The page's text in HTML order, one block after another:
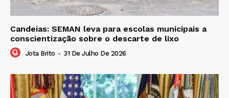
Candeias: SEMAN leva para escolas municipais a
conscientização sobre o descarte de lixo
Jota Brito - 31 De Julho De 2026